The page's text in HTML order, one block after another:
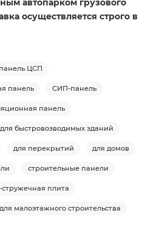
осуществляется строго в
ЦСП
панель СИП-панель
панель
для быстровозводимых зданий
для перекрытий для домов
строительные панели
плита
для малоэтажного строительства